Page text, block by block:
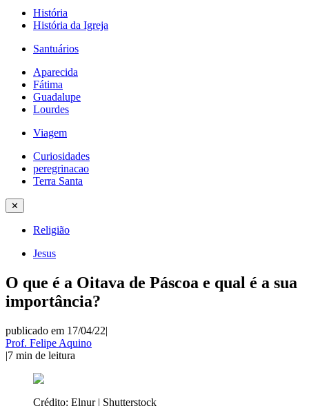
História
História da Igreja
Santuários
Aparecida
Fátima
Guadalupe
Lourdes
Viagem
Curiosidades
peregrinacao
Terra Santa
✕
Religião
Jesus
O que é a Oitava de Páscoa e qual é a sua
importância?
publicado em 17/04/22|
Prof. Felipe Aquino
|7 min de leitura
Crédito: Elnur | Shutterstock